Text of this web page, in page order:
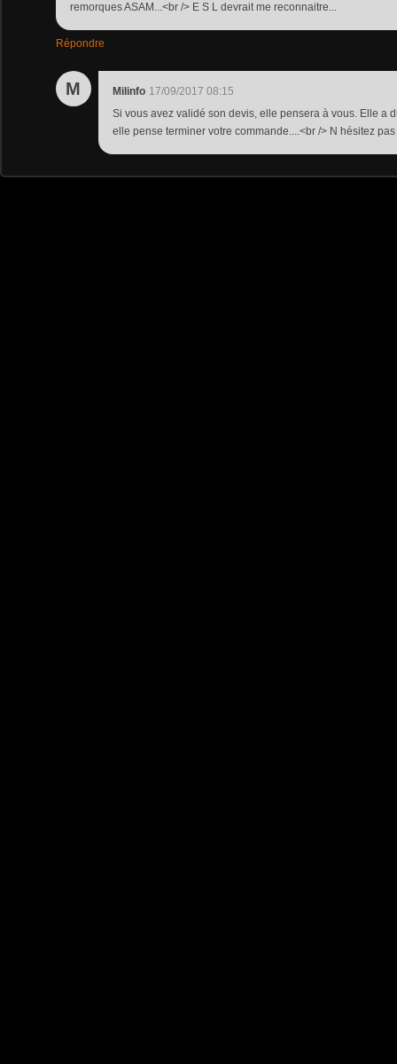
remorques ASAM...<br /> E S L devrait me reconnaitre...
Répondre
M Milinfo 17/09/2017 08:15
Si vous avez validé son devis, elle pensera à vous. Elle a
elle pense terminer votre commande....<br /> N hésitez